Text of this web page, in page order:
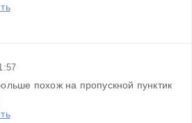
похож на пропускной пунктик